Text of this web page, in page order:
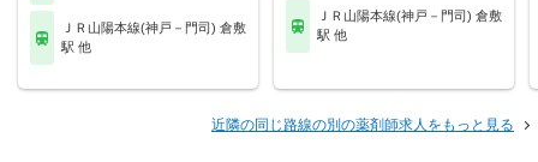
ＪＲ山陽本線(神戸－門司) 倉敷
駅 他
ＪＲ山陽本線(神戸－門司) 倉敷
駅 他
近隣の同じ路線の別の薬剤師求人をもっと見る